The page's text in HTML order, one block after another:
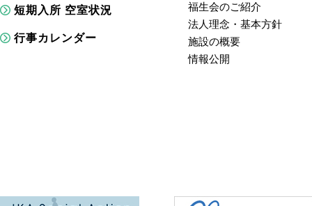
短期入所 空室状況
行事カレンダー
福生会のご紹介
法人理念・基本方針
施設の概要
情報公開